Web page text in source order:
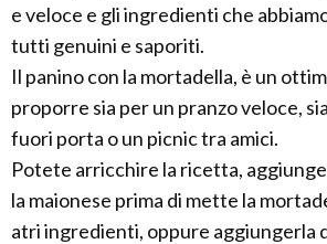
e veloce e gli ingredienti che
tutti genuini e saporiti.
Il panino con la mortadella, è un
proporre sia per un pranzo veloce,
fuori porta o un picnic tra amici.
Potete arricchire la ricetta,
la maionese prima di mette la
atri ingredienti, oppure aggiungerla